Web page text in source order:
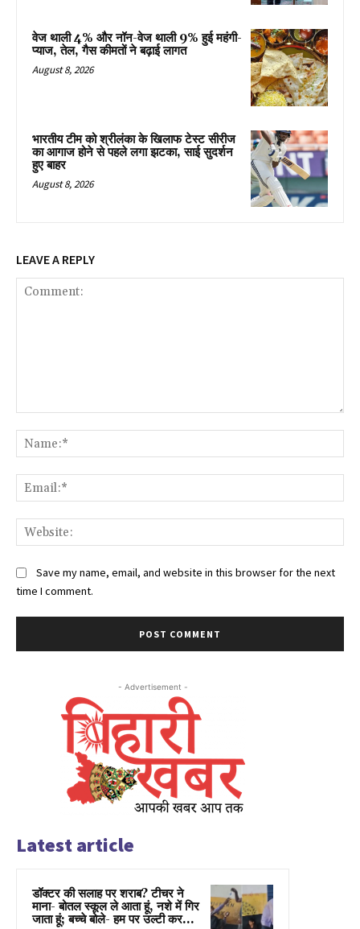
वेज थाली 4% और नॉन-वेज थाली 9% हुई महंगी-
प्याज, तेल, गैस कीमतों ने बढ़ाई लागत
August 8, 2026
भारतीय टीम को श्रीलंका के खिलाफ टेस्ट सीरीज
का आगाज होने से पहले लगा झटका, साई सुदर्शन
हुए बाहर
August 8, 2026
LEAVE A REPLY
Save my name, email, and website in this browser for the next
time I comment.
- Advertisement -
Latest article
डॉक्टर की सलाह पर शराब? टीचर ने
माना- बोतल स्कूल ले आता हूं, नशे में गिर
जाता हूं; बच्चे बोले- हम पर उल्टी कर...